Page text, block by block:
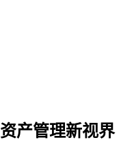
产管理新视界